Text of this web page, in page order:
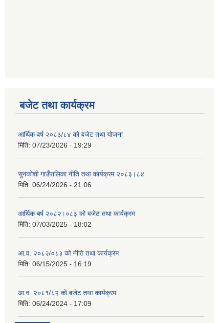
बजेट तथा कार्यक्रम
आर्थिक वर्ष २०८३/८४ को बजेट तथा योजना
मिति: 07/23/2026 - 19:29
सुनकोशी गाउँपालिका नीति तथा कार्यक्रम २०८३।८४
मिति: 06/24/2026 - 21:06
आर्थिक बर्ष २०८२।०८३ को बजेट तथा कार्यक्रम
मिति: 07/03/2025 - 18:02
आ.व. २०८२/०८३ को नीति तथा कार्यक्रम
मिति: 06/15/2025 - 16:19
आ.व. २०८१/८२ को बजेट तथा कार्यक्रम
मिति: 06/24/2024 - 17:09